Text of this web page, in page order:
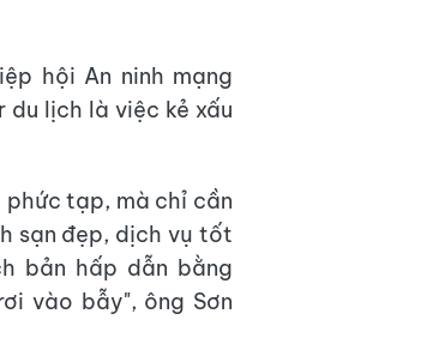
hội An ninh mạng
lịch là việc kẻ xấu
tạp, mà chỉ cần
sạn đẹp, dịch vụ tốt
bản hấp dẫn bằng
vào bẫy", ông Sơn